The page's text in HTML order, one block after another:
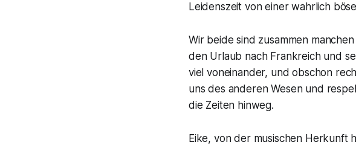
Leidenszeit von einer wahrlich
Wir beide sind zusammen
den Urlaub nach Frankreich und
viel voneinander, und obschon
uns des anderen Wesen und
die Zeiten hinweg.
Eike, von der musischen Herkunft